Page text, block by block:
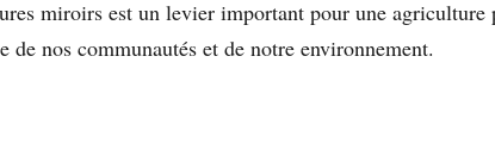
miroirs est un levier important pour une agriculture
de nos communautés et de notre environnement.